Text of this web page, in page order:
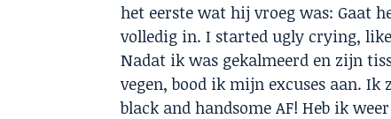
het eerste wat hij vroeg was: Gaat
volledig in. I started ugly crying,
Nadat ik was gekalmeerd en zijn
vegen, bood ik mijn excuses aan.
black and handsome AF! Heb ik